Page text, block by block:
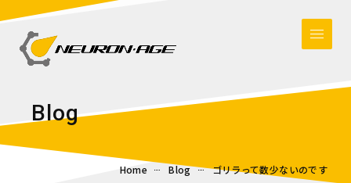
Blog
Home Blog ゴリラって数少ないのです